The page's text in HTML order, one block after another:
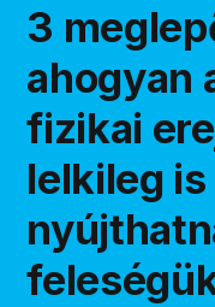
3
ahogyan
fizikai
lelkileg